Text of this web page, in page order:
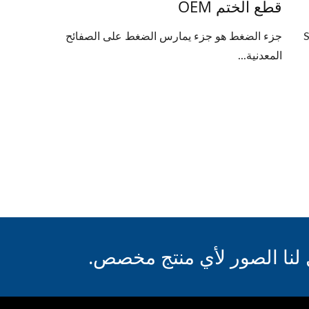
قطع الختم OEM
جزء الضغط هو جزء يمارس الضغط على الصفائح
المعدنية...
الصور لأي منتج مخصص.